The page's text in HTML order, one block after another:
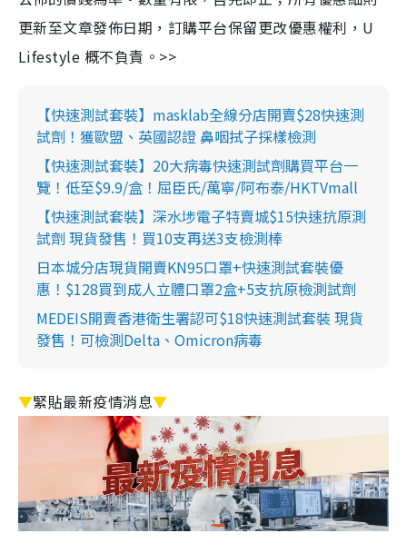
更新至文章發佈日期，訂購平台保留更改優惠權利，U
Lifestyle 概不負責。>>
【快速測試套裝】masklab全線分店開賣$28快速測
試劑！獲歐盟、英國認證 鼻咽拭子採樣檢測
【快速測試套裝】20大病毒快速測試劑購買平台一
覽！低至$9.9/盒！屈臣氏/萬寧/阿布泰/HKTVmall
【快速測試套裝】深水埗電子特賣城$15快速抗原測
試劑 現貨發售！買10支再送3支檢測棒
日本城分店現貨開賣KN95口罩+快速測試套裝優
惠！$128買到成人立體口罩2盒+5支抗原檢測試劑
MEDEIS開賣香港衛生署認可$18快速測試套裝 現貨
發售！可檢測Delta、Omicron病毒
▼緊貼最新疫情消息▼